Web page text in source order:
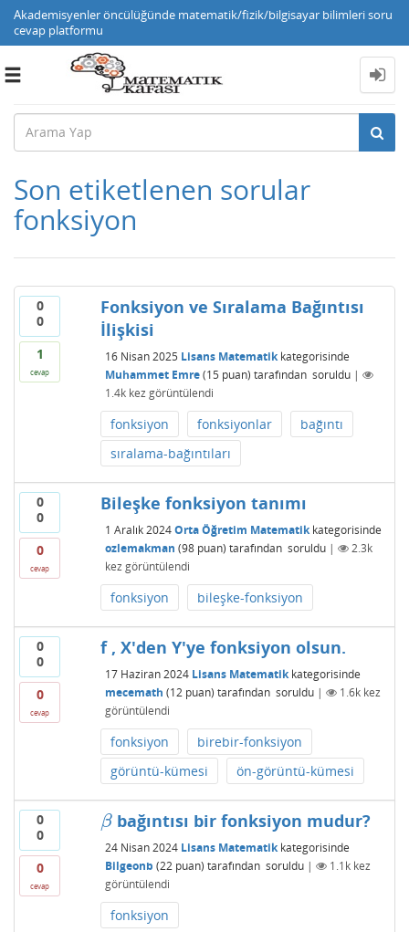
Akademisyenler öncülüğünde matematik/fizik/bilgisayar bilimleri soru
cevap platformu
Toggle
Son etiketlenen sorular
fonksiyon
0
0
1
cevap
Fonksiyon ve Sıralama Bağıntısı
İlişkisi
16 Nisan 2025 Lisans Matematikkategorisinde
Muhammet Emre (15 puan) tarafından soruldu |
1.4kkez görüntülendi
fonksiyon fonksiyonlar
bağıntı
sıralama-bağıntıları
0
0
0
cevap
Bileşke fonksiyon tanımı
1 Aralık 2024 Orta Öğretim Matematikkategorisinde
ozlemakman (98puan) tarafından soruldu |
2.3k
kez görüntülendi
fonksiyon bileşke-fonksiyon
0
0
0
cevap
f , X'den Y'ye fonksiyon olsun.
17 Haziran 2024 Lisans Matematikkategorisinde
mecemath (12puan) tarafından soruldu | 1.6kkez
görüntülendi
fonksiyon
birebir-fonksiyon
görüntü-kümesi
ön-görüntü-kümesi
0
0
0
cevap
β
βbağıntısı bir fonksiyon mudur?
24 Nisan 2024 Lisans Matematikkategorisinde
Bilgeonb (22puan) tarafından soruldu | 1.1kkez
görüntülendi
fonksiyon